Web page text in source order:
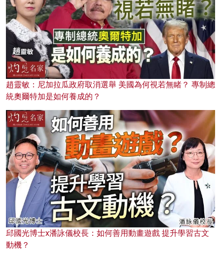
趙靈敏：尼加拉瓜政府取消選舉 美國為何視若無睹？ 專制總
統奧爾特加是如何養成的？
邱國光博士x潘詠儀校長：如何善用動畫遊戲 提升學習古文
動機？